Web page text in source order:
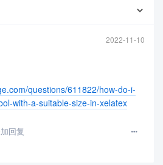
2022-11-10
questions/611822/how-do-i-
with-a-suitable-size-in-xelatex
回复